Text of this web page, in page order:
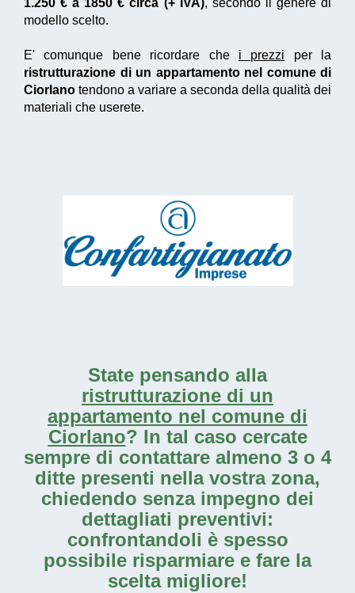
1.250 € a 1850 € circa (+ IVA), secondo il genere di
modello scelto.
E' comunque bene ricordare che i prezzi per la
ristrutturazione di un appartamento nel comune di
Ciorlano tendono a variare a seconda della qualità dei
materiali che userete.
State pensando alla
ristrutturazione di un
appartamento nel comune di
Ciorlano? In tal caso cercate
sempre di contattare almeno 3 o 4
ditte presenti nella vostra zona,
chiedendo senza impegno dei
dettagliati preventivi:
confrontandoli è spesso
possibile risparmiare e fare la
scelta migliore!